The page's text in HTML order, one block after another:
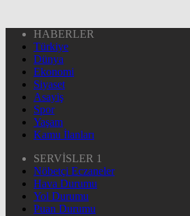
HABERLER
Türkiye
Dünya
Ekonomi
Siyaset
Asayiş
Spor
Yaşam
Kamu İlanları
SERVİSLER 1
Nöbetçi Eczaneler
Hava Durumu
Yol Durumu
Puan Durumu